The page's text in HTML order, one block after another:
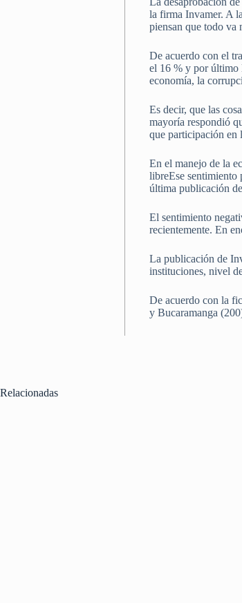
la firma Invamer. A
piensan que todo va
De acuerdo con el
el 16 % y por último
economía, la
Es decir, que las
mayoría respondió
que participación en
En el manejo de la
libreEse sentimiento
última publicación
El sentimiento
recientemente. En
La publicación de
instituciones, nivel
De acuerdo con la
y Bucaramanga
Relacionadas